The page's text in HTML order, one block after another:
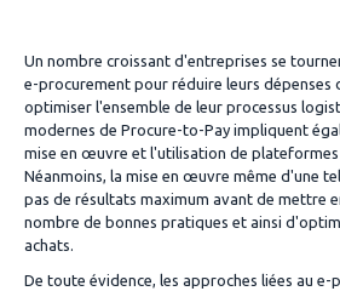
Un nombre croissant d'entreprises se
e-procurement pour réduire leurs dépenses
optimiser l'ensemble de leur processus
modernes de Procure-to-Pay impliquent
mise en œuvre et l'utilisation de
Néanmoins, la mise en œuvre même d'une
pas de résultats maximum avant de mettre
nombre de bonnes pratiques et ainsi
achats.
De toute évidence, les approches liées au